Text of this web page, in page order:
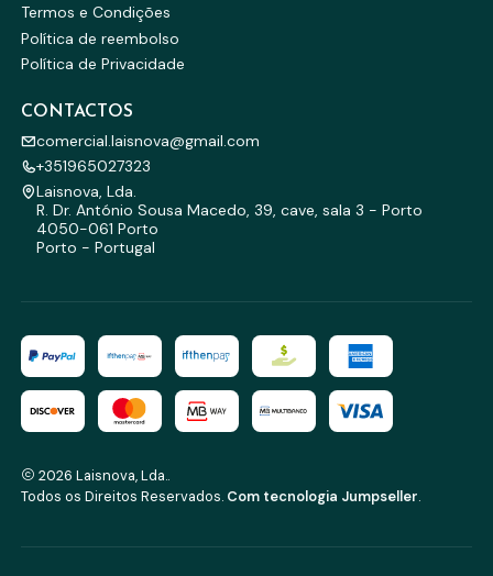
Termos e Condições
Política de reembolso
Política de Privacidade
CONTACTOS
comercial.laisnova@gmail.com
+351965027323
Laisnova, Lda.
R. Dr. António Sousa Macedo, 39, cave, sala 3 - Porto
4050-061 Porto
Porto - Portugal
2026 Laisnova, Lda..
Todos os Direitos Reservados. Com tecnologia Jumpseller.